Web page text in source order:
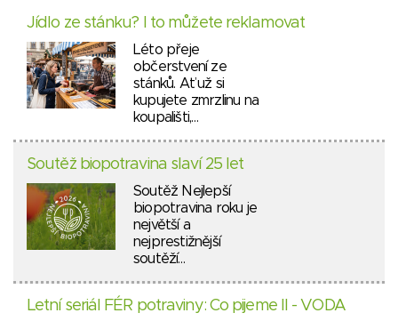
Jídlo ze stánku? I to můžete reklamovat
Léto přeje
občerstvení ze
stánků. Ať už si
kupujete zmrzlinu na
koupališti,…
Soutěž biopotravina slaví 25 let
Soutěž Nejlepší
biopotravina roku je
největší a
nejprestižnější
soutěží…
Letní seriál FÉR potraviny: Co pijeme II - VODA